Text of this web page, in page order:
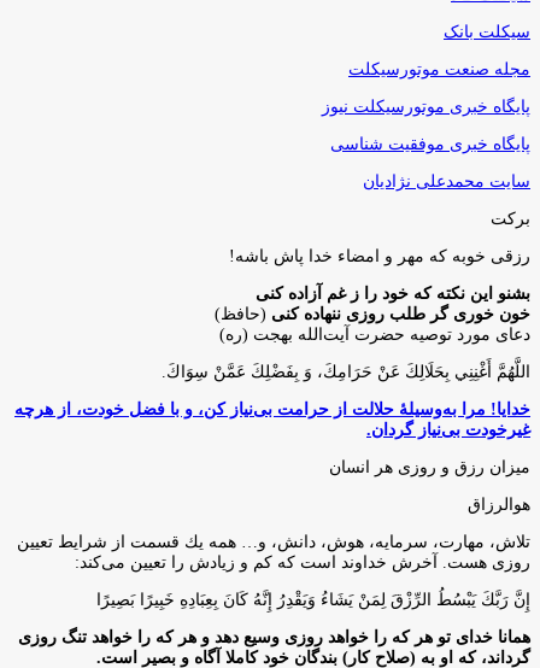
سیکلت بانک
مجله صنعت موتورسیکلت
پایگاه خبری موتورسیکلت نیوز
پایگاه خبری موفقیت شناسی
سایت محمدعلی نژادیان
برکت
رزقی خوبه كه مهر و امضاء خدا پاش باشه!
بشنو این نکته که خود را ز غم آزاده کنی
خون خوری گر طلب روزی ننهاده کنی (حافظ)
دعای مورد توصیه حضرت آیت‌الله بهجت (ره)
اللَّهُمَّ أَغْنِنِي بِحَلَالِكَ عَنْ حَرَامِكَ، وَ بِفَضْلِكَ عَمَّنْ سِوَاكَ‏.
خدایا! مرا به‌وسیلۀ حلالت از حرامت بی‌نیاز کن، و با فضل خودت، از هرچه
غیرخودت بی‌نیاز گردان.
میزان رزق و روزی هر انسان
هوالرزاق
تلاش، مهارت، سرمايه، هوش، دانش، و… همه يك قسمت از شرايط تعيين
روزى هست. آخرش خداوند است كه كم و زيادش را تعيين مى‌كند:
إِنَّ رَبَّكَ يَبْسُطُ الرِّزْقَ لِمَنْ يَشَاءُ وَيَقْدِرُ إِنَّهُ كَانَ بِعِبَادِهِ خَبِيرًا بَصِيرًا
همانا خدای تو هر که را خواهد روزی وسیع دهد و هر که را خواهد تنگ روزی
گرداند، که او به (صلاح کار) بندگان خود کاملا آگاه و بصیر است.